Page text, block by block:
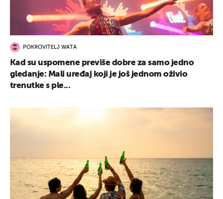
POKROVITELJ WATA
Kad su uspomene previše dobre za samo jedno
gledanje: Mali uređaj koji je još jednom oživio
trenutke s ple...
UKLJUČITE NOTIFIKACIJE